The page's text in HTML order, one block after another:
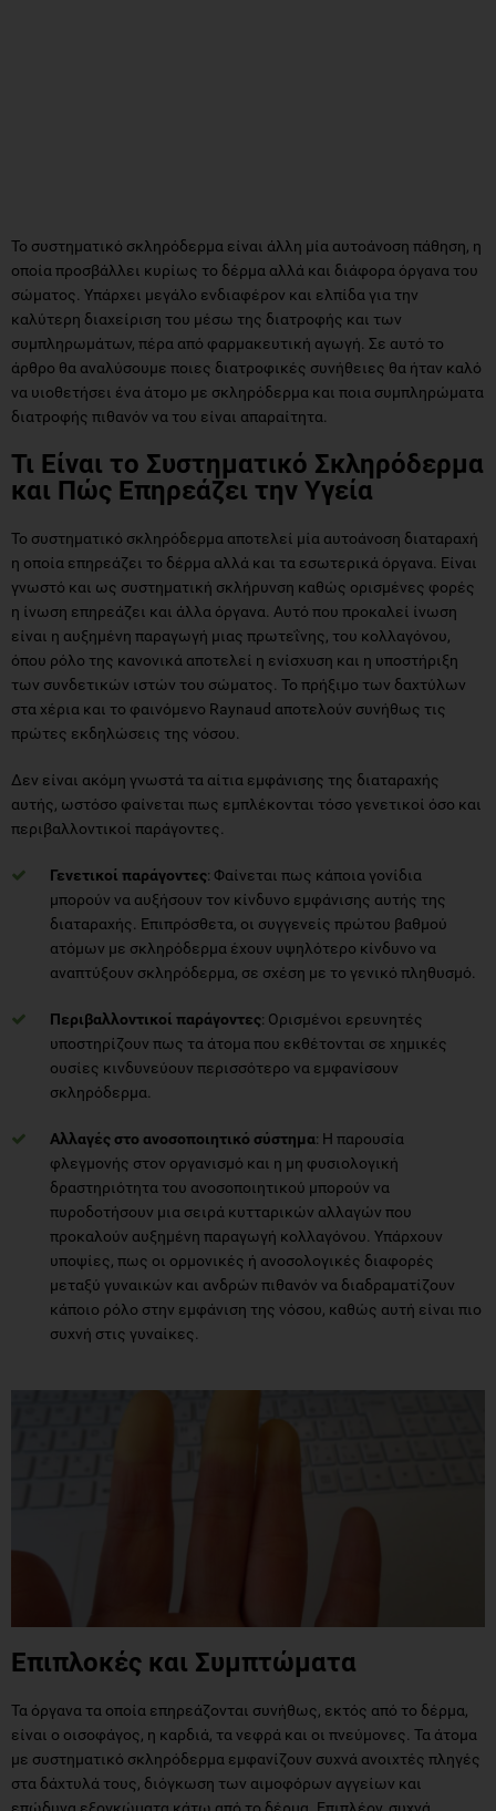
Το συστηματικό σκληρόδερμα είναι άλλη μία αυτοάνοση πάθηση, η
οποία προσβάλλει κυρίως το δέρμα αλλά και διάφορα όργανα του
σώματος. Υπάρχει μεγάλο ενδιαφέρον και ελπίδα για την
καλύτερη διαχείριση του μέσω της διατροφής και των
συμπληρωμάτων, πέρα από φαρμακευτική αγωγή. Σε αυτό το
άρθρο θα αναλύσουμε ποιες διατροφικές συνήθειες θα ήταν καλό
να υιοθετήσει ένα άτομο με σκληρόδερμα και ποια συμπληρώματα
διατροφής πιθανόν να του είναι απαραίτητα.
Τι Είναι το Συστηματικό Σκληρόδερμα
και Πώς Επηρεάζει την Υγεία
Το συστηματικό σκληρόδερμα αποτελεί μία αυτοάνοση διαταραχή
η οποία επηρεάζει το δέρμα αλλά και τα εσωτερικά όργανα. Είναι
γνωστό και ως συστηματική σκλήρυνση καθώς ορισμένες φορές
η ίνωση επηρεάζει και άλλα όργανα. Αυτό που προκαλεί ίνωση
είναι η αυξημένη παραγωγή μιας πρωτεΐνης, του κολλαγόνου,
όπου ρόλο της κανονικά αποτελεί η ενίσχυση και η υποστήριξη
των συνδετικών ιστών του σώματος. Το πρήξιμο των δαχτύλων
στα χέρια και το φαινόμενο Raynaud αποτελούν συνήθως τις
πρώτες εκδηλώσεις της νόσου.
Δεν είναι ακόμη γνωστά τα αίτια εμφάνισης της διαταραχής
αυτής, ωστόσο φαίνεται πως εμπλέκονται τόσο γενετικοί όσο και
περιβαλλοντικοί παράγοντες.
Γενετικοί παράγοντες: Φαίνεται πως κάποια γονίδια
μπορούν να αυξήσουν τον κίνδυνο εμφάνισης αυτής της
διαταραχής. Επιπρόσθετα, οι συγγενείς πρώτου βαθμού
ατόμων με σκληρόδερμα έχουν υψηλότερο κίνδυνο να
αναπτύξουν σκληρόδερμα, σε σχέση με το γενικό πληθυσμό.
Περιβαλλοντικοί παράγοντες: Ορισμένοι ερευνητές
υποστηρίζουν πως τα άτομα που εκθέτονται σε χημικές
ουσίες κινδυνεύουν περισσότερο να εμφανίσουν
σκληρόδερμα.
Αλλαγές στο ανοσοποιητικό σύστημα: Η παρουσία
φλεγμονής στον οργανισμό και η μη φυσιολογική
δραστηριότητα του ανοσοποιητικού μπορούν να
πυροδοτήσουν μια σειρά κυτταρικών αλλαγών που
προκαλούν αυξημένη παραγωγή κολλαγόνου. Υπάρχουν
υποψίες, πως οι ορμονικές ή ανοσολογικές διαφορές
μεταξύ γυναικών και ανδρών πιθανόν να διαδραματίζουν
κάποιο ρόλο στην εμφάνιση της νόσου, καθώς αυτή είναι πιο
συχνή στις γυναίκες.
Επιπλοκές και Συμπτώματα
Τα όργανα τα οποία επηρεάζονται συνήθως, εκτός από το δέρμα,
είναι ο οισοφάγος, η καρδιά, τα νεφρά και οι πνεύμονες. Τα άτομα
με συστηματικό σκληρόδερμα εμφανίζουν συχνά ανοιχτές πληγές
στα δάχτυλά τους, διόγκωση των αιμοφόρων αγγείων και
επώδυνα εξογκώματα κάτω από το δέρμα. Επιπλέον, συχνά